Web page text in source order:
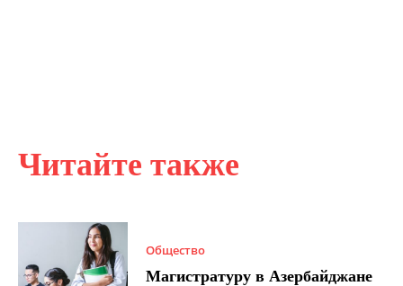
Читайте также
Общество
Магистратуру в Азербайджане